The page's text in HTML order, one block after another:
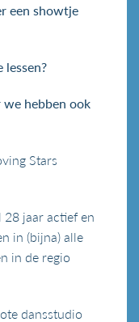
een showtje
lessen?
hebben ook
Stars
jaar actief en
in (bijna) alle
in de regio
dansstudio